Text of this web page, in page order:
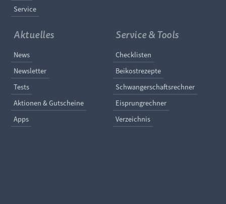
Service
Aktuelles
Navigation überspringen
News
Newsletter
Tests
Aktionen & Gutscheine
Apps
Service & Tools
Navigation
Checklisten
Beikostrezepte
Schwangerschaftsrechner
Eisprungrechner
Verzeichnis